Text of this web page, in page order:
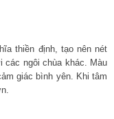
thiền định, tạo nên nét
các ngôi chùa khác. Màu
giác bình yên. Khi tâm